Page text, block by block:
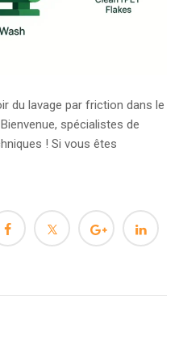
du lavage par friction dans le
spécialistes de
! Si vous êtes